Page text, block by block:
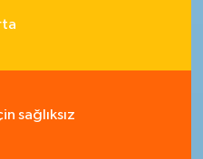
sağlıksız